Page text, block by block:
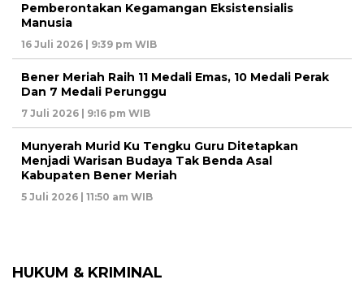
Pemberontakan Kegamangan Eksistensialis
Manusia
16 Juli 2026 | 9:39 pm WIB
Bener Meriah Raih 11 Medali Emas, 10 Medali Perak
Dan 7 Medali Perunggu
7 Juli 2026 | 9:16 pm WIB
Munyerah Murid Ku Tengku Guru Ditetapkan
Menjadi Warisan Budaya Tak Benda Asal
Kabupaten Bener Meriah
5 Juli 2026 | 11:50 am WIB
HUKUM & KRIMINAL